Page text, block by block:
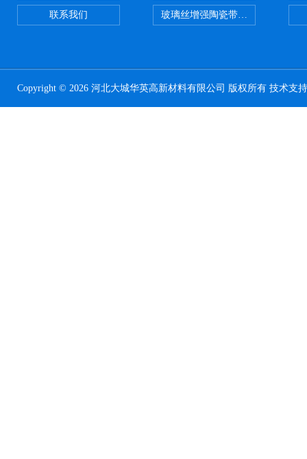
联系我们 玻璃丝增强陶瓷带，硅酸铝纤维
Copyright © 2026 河北大城华英高新材料有限公司 版权所有 技术支